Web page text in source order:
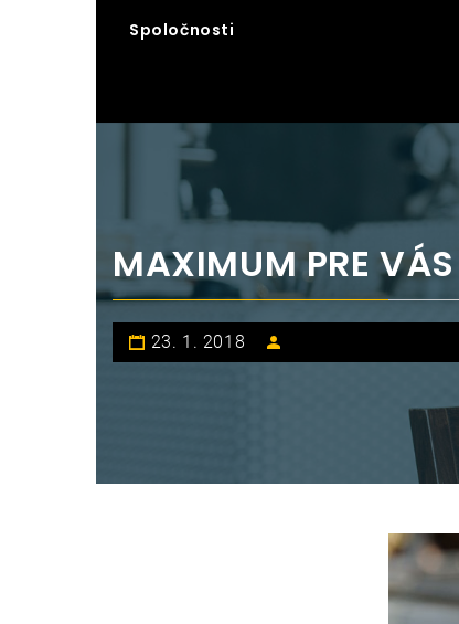
Spoločnosti
MAXIMUM PRE
23. 1. 2018